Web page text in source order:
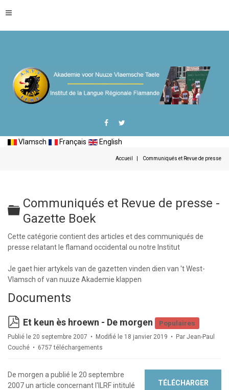
Vlamsch Français English
Accueil Communiqués et Revue de presse
Dossier
Communiqués et Revue de presse -
Gazette Boek
Cette catégorie contient des articles et des communiqués de
presse relatant le flamand occidental ou notre Institut
Je gaet hier artykels van de gazetten vinden dien van 't West-
Vlamsch of van nuuze Akademie klappen
Documents
pdf
Et keun ès hroewn - De morgen Populaires
Publié le 20 septembre 2007 Modifié le 18 janvier 2019 Par Jean-Paul
Couché
6757 téléchargements
TÉLÉCHARGER
De morgen a publié le 20 septembre
2007 un article concernant l'ILRF intitulé